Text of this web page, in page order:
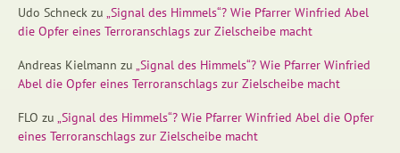
Udo Schneck zu „Signal des Himmels“? Wie Pfarrer Winfried Abel
die Opfer eines Terroranschlags zur Zielscheibe macht
Andreas Kielmann zu „Signal des Himmels“? Wie Pfarrer Winfried
Abel die Opfer eines Terroranschlags zur Zielscheibe macht
FLO zu „Signal des Himmels“? Wie Pfarrer Winfried Abel die Opfer
eines Terroranschlags zur Zielscheibe macht